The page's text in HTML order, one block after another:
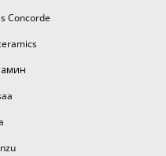
Concorde